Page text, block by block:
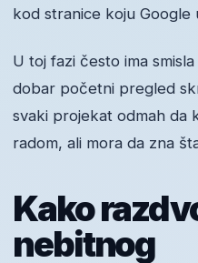
kod stranice koju
U toj fazi često ima
dobar početni pregled
svaki projekat odmah da
radom, ali mora da zna
Kako
nebitnog